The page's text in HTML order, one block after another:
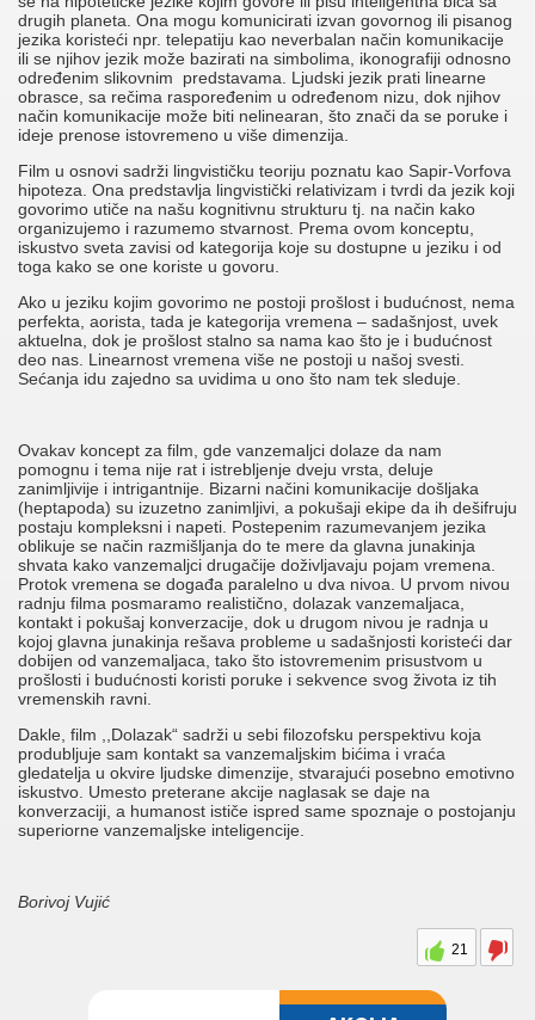
drugih planeta. Ona mogu komunicirati izvan govornog ili pisanog
jezika koristeći npr. telepatiju kao neverbalan način komunikacije
ili se njihov jezik može bazirati na simbolima, ikonografiji odnosno
određenim slikovnim predstavama. Ljudski jezik prati linearne
obrasce, sa rečima raspoređenim u određenom nizu, dok njihov
način komunikacije može biti nelinearan, što znači da se poruke i
ideje prenose istovremeno u više dimenzija.
Film u osnovi sadrži lingvističku teoriju poznatu kao Sapir-Vorfova
hipoteza. Ona predstavlja lingvistički relativizam i tvrdi da jezik koji
govorimo utiče na našu kognitivnu strukturu tj. na način kako
organizujemo i razumemo stvarnost. Prema ovom konceptu,
iskustvo sveta zavisi od kategorija koje su dostupne u jeziku i od
toga kako se one koriste u govoru.
Ako u jeziku kojim govorimo ne postoji prošlost i budućnost, nema
perfekta, aorista, tada je kategorija vremena – sadašnjost, uvek
aktuelna, dok je prošlost stalno sa nama kao što je i budućnost
deo nas. Linearnost vremena više ne postoji u našoj svesti.
Sećanja idu zajedno sa uvidima u ono što nam tek sleduje.
Ovakav koncept za film, gde vanzemaljci dolaze da nam
pomognu i tema nije rat i istrebljenje dveju vrsta, deluje
zanimljivije i intrigantnije. Bizarni načini komunikacije došljaka
(heptapoda) su izuzetno zanimljivi, a pokušaji ekipe da ih dešifruju
postaju kompleksni i napeti. Postepenim razumevanjem jezika
oblikuje se način razmišljanja do te mere da glavna junakinja
shvata kako vanzemaljci drugačije doživljavaju pojam vremena.
Protok vremena se događa paralelno u dva nivoa. U prvom nivou
radnju filma posmaramo realistično, dolazak vanzemaljaca,
kontakt i pokušaj konverzacije, dok u drugom nivou je radnja u
kojoj glavna junakinja rešava probleme u sadašnjosti koristeći dar
dobijen od vanzemaljaca, tako što istovremenim prisustvom u
prošlosti i budućnosti koristi poruke i sekvence svog života iz tih
vremenskih ravni.
Dakle, film ,,Dolazak“ sadrži u sebi filozofsku perspektivu koja
produbljuje sam kontakt sa vanzemaljskim bićima i vraća
gledatelja u okvire ljudske dimenzije, stvarajući posebno emotivno
iskustvo. Umesto preterane akcije naglasak se daje na
konverzaciji, a humanost ističe ispred same spoznaje o postojanju
superiorne vanzemaljske inteligencije.
Borivoj Vujić
21